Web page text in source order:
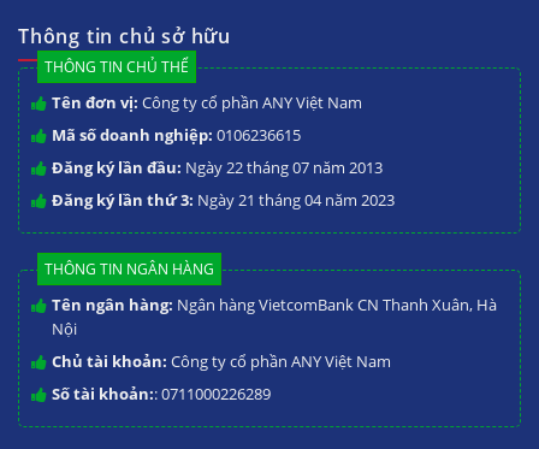
Thông tin chủ sở hữu
THÔNG TIN CHỦ THỂ
Tên đơn vị: Công ty cổ phần ANY Việt Nam
Mã số doanh nghiệp: 0106236615
Đăng ký lần đầu: Ngày 22 tháng 07 năm 2013
Đăng ký lần thứ 3: Ngày 21 tháng 04 năm 2023
THÔNG TIN NGÂN HÀNG
Tên ngân hàng: Ngân hàng VietcomBank CN Thanh Xuân, Hà
Nội
Chủ tài khoản: Công ty cổ phần ANY Việt Nam
Số tài khoản:: 0711000226289